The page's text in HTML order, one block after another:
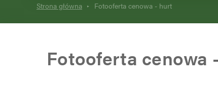
Strona główna Fotooferta cenowa - hurt
Fotooferta cenowa